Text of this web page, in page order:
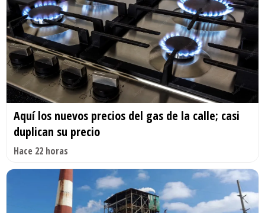
Aquí los nuevos precios del gas de la calle; casi
duplican su precio
Hace 22 horas